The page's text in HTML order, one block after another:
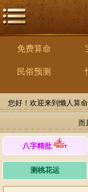
免费算命
民俗预测
您好！欢迎来到懒人算
而
八字精批
测桃花运